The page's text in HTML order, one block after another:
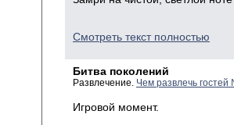
Смотреть текст полностью
Битва поколений
Развлечение. Чем развлечь
Игровой момент.